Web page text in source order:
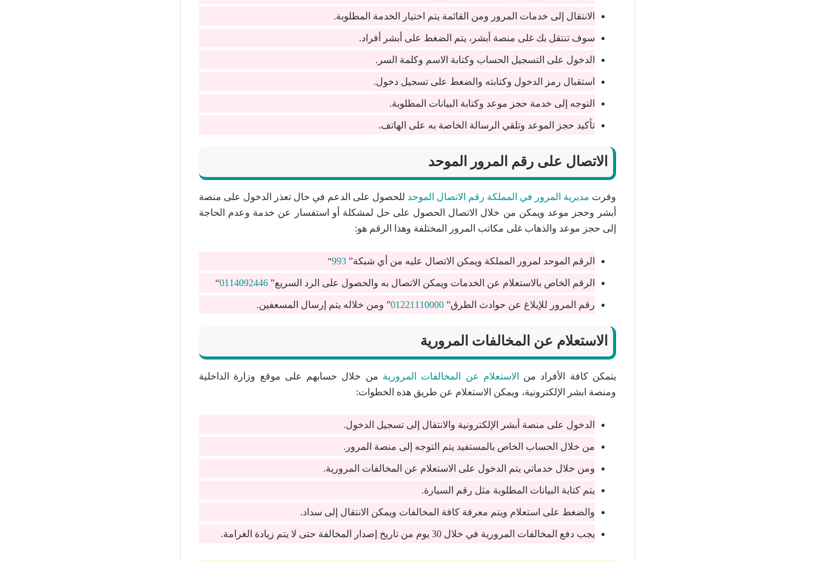
الانتقال إلى خدمات المرور ومن القائمة يتم اختيار الخدمة المطلوبة.
سوف تنتقل بك غلى منصة أبشر، يتم الضغط على أبشر أفراد.
الدخول على التسجيل الحساب وكتابة الاسم وكلمة السر.
استقبال رمز الدخول وكتابته والضغط على تسجيل دخول.
التوجه إلى خدمة حجز موعد وكتابة البيانات المطلوبة.
تأكيد حجز الموعد وتلقي الرسالة الخاصة به على الهاتف.
الاتصال على رقم المرور الموحد
وفرت مديرية المرور في المملكة رقم الاتصال الموحد للحصول على الدعم في حال تعذر الدخول على منصة
أبشر وحجز موعد ويمكن من خلال الاتصال الحصول على حل لمشكلة أو استفسار عن خدمة وعدم الحاجة
إلى حجز موعد والذهاب غلى مكاتب المرور المختلفة وهذا الرقم هو:
الرقم الموحد لمرور المملكة ويمكن الاتصال عليه من أي شبكة” 993
“
الرقم الخاص بالاستعلام عن الخدمات ويمكن الاتصال به والحصول على الرد السريع” 0114092446
“
رقم المرور للإبلاغ عن حوادث الطرق” 01221110000” ومن خلاله يتم إرسال المسعفين.
الاستعلام عن المخالفات المرورية
يتمكن كافة الأفراد من الاستعلام عن المخالفات المرورية من خلال حسابهم على موقع وزارة الداخلية
ومنصة ابشر الإلكترونية، ويمكن الاستعلام عن طريق هذه الخطوات:
الدخول على منصة أبشر الإلكترونية والانتقال إلى تسجيل الدخول.
من خلال الحساب الخاص بالمستفيد يتم التوجه إلى منصة المرور.
ومن خلال خدماتي يتم الدخول على الاستعلام عن المخالفات المرورية.
يتم كتابة البيانات المطلوبة مثل رقم السيارة.
والضغط على استعلام ويتم معرفة كافة المخالفات ويمكن الانتقال إلى سداد.
يجب دفع المخالفات المرورية في خلال 30 يوم من تاريخ إصدار المخالفة حتى لا يتم زيادة الغرامة.